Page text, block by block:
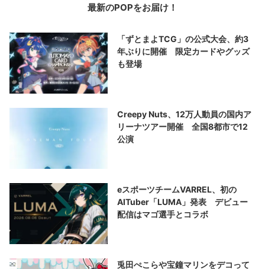
最新のPOPをお届け！
「ずとまよTCG」の公式大会、約3
年ぶりに開催 限定カードやグッズ
も登場
Creepy Nuts、12万人動員の国内ア
リーナツアー開催 全国8都市で12
公演
eスポーツチームVARREL、初の
AITuber「LUMA」発表 デビュー
配信はマゴ選手とコラボ
兎田ぺこらや宝鐘マリンをデコって